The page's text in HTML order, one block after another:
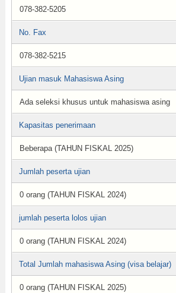
078-382-5205
No. Fax
078-382-5215
Ujian masuk Mahasiswa Asing
Ada seleksi khusus untuk mahasiswa asing
Kapasitas penerimaan
Beberapa (TAHUN FISKAL 2025)
Jumlah peserta ujian
0 orang (TAHUN FISKAL 2024)
jumlah peserta lolos ujian
0 orang (TAHUN FISKAL 2024)
Total Jumlah mahasiswa Asing (visa belajar)
0 orang (TAHUN FISKAL 2025)